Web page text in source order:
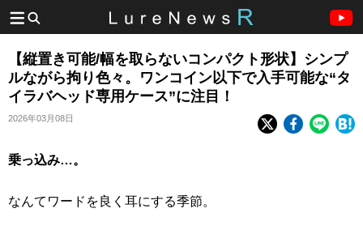
【縦置き可能/幅を取らないコンパクト形状】シンプ
ルながら拘り色々。ワンコイン以下で入手可能な“タ
イラバヘッド専用ケース”に注目！
2026年03月08日
乗っ込み…。
なんてワードを良く耳にする季節。